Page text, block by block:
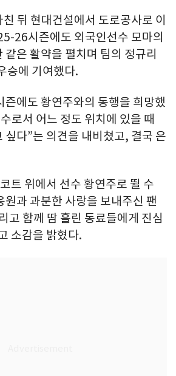
뒤 현대건설에서 도로공사로 이
26시즌에도 외국인선수 모마의
같은 활약을 펼치며 팀의 정규리
승에 기여했다.
즌에도 황연주와의 동행을 희망했
로서 어느 정도 위치에 있을 때
싶다”는 의견을 내비쳤고, 결국 은
트 위에서 선수 황연주로 뛸 수
원과 과분한 사랑을 보내주신 팬
고 함께 땀 흘린 동료들에게 진심
소감을 밝혔다.